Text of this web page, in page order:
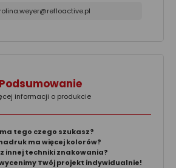
Podsumowanie
informacji o produkcie
tego czego szukasz?
ma więcej kolorów?
innej techniki znakowania?
Twój projekt indywidualnie!